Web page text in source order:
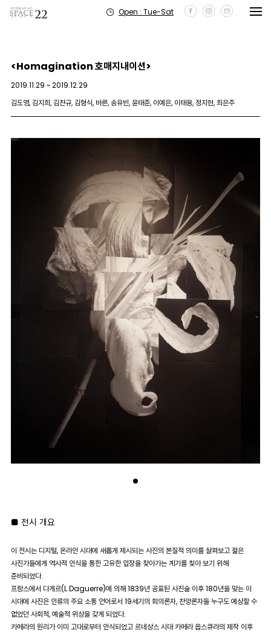
Open : Tue-Sat
<Homagination 호매지내이션>
2019.11.29 ~ 2019.12.29
김도영, 김지희, 김찬규, 김형식, 바른, 송유빈, 윤태준, 이예은, 이태용, 정지현, 최은주
■ 전시 개요
이 전시는 디지털, 온라인 시대에 새롭게 제시되는 사진의 본질적 의미를 살펴보고 젊은
사진가들에게 역사적 인식을 통한 고유한 입장을 찾아가는 계기를 칮아 보기 위해
준비되었다.
프랑스에서 다게르(L.Daguerre)에 의해 1839년 공표된 사진술 이후 180년을 맞는 이
시대에 사진은 인류의 주요 소통 언어로서 19세기의 회의론자, 찬양론자들 누구도 예상할 수
없었던 사회적, 예술적 위상을 갖게 되었다.
카메라의 원리가 이미 고대로부터 인식되었고 르네상스 시대 카메라 옵스큐라의 제작 이후